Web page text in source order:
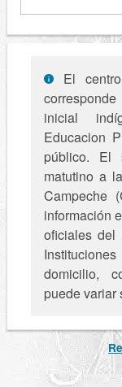
El centro
inicial
Educacion
público. El
matutino a
Campeche
información
oficiales del
domicilio,
puede variar